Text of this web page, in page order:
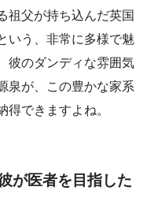
祖父が持ち込んだ英国
いう、非常に多様で魅
彼のダンディな雰囲気
泉が、この豊かな家系
得できますよね。
が医者を目指した